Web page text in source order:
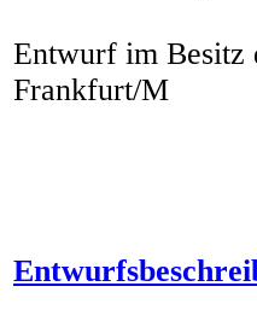
Entwurf im Besitz
Frankfurt/M